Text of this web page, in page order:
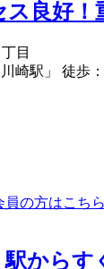
良好！
目
崎駅」 徒歩
員の方はこちら
からす